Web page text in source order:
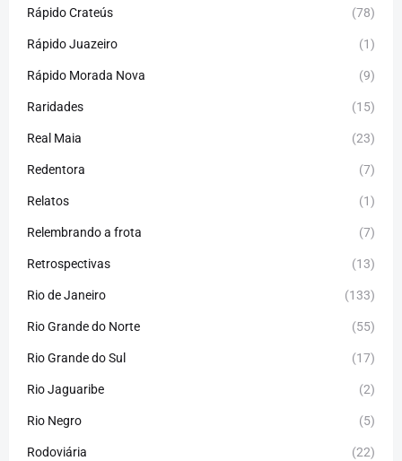
Rápido Crateús (78)
Rápido Juazeiro (1)
Rápido Morada Nova (9)
Raridades (15)
Real Maia (23)
Redentora (7)
Relatos (1)
Relembrando a frota (7)
Retrospectivas (13)
Rio de Janeiro (133)
Rio Grande do Norte (55)
Rio Grande do Sul (17)
Rio Jaguaribe (2)
Rio Negro (5)
Rodoviária (22)